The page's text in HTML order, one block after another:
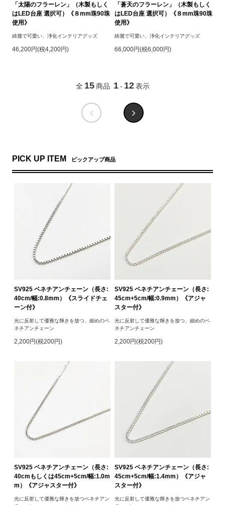
「太陽のフラーレン」（木製もしく
はLED台座 選択可）《８mm珠90珠
使用》
綺麗で可愛い、浄化インテリアグッズ
46,200円(税4,200円)
「蒼天のフラーレン」（木製もしく
はLED台座 選択可）《８mm珠90珠
使用》
綺麗で可愛い、浄化インテリアグッズ
66,000円(税6,000円)
全 15 商品 1 - 12 表示
PICK UP ITEM ピックアップ商品
SV925 ベネチアンチェーン（長さ:
40cm/幅:0.8mm）《スライドチェ
ーン付》
光に反射して優雅な輝きを放つ、細めのベ
ネチアンチェーン
2,200円(税200円)
SV925 ベネチアンチェーン（長さ:
45cm+5cm/幅:0.9mm）《アジャ
スター付》
光に反射して優雅な輝きを放つ、細めのベ
ネチアンチェーン
2,200円(税200円)
SV925 ベネチアンチェーン（長さ:
40cmもしくは45cm+5cm/幅:1.0m
m）《アジャスター付》
光に反射して優雅な輝きを放つベネチアン
SV925 ベネチアンチェーン（長さ:
45cm+5cm/幅:1.4mm）《アジャ
スター付》
光に反射して優雅な輝きを放つベネチアン